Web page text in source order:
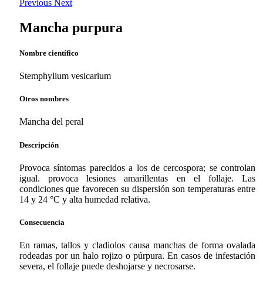
Previous Next
Mancha purpura
Nombre científico
Stemphylium vesicarium
Otros nombres
Mancha del peral
Descripción
Provoca síntomas parecidos a los de cercospora; se controlan
igual. provoca lesiones amarillentas en el follaje. Las
condiciones que favorecen su dispersión son temperaturas entre
14 y 24 °C y alta humedad relativa.
Consecuencia
En ramas, tallos y cladiolos causa manchas de forma ovalada
rodeadas por un halo rojizo o púrpura. En casos de infestación
severa, el follaje puede deshojarse y necrosarse.